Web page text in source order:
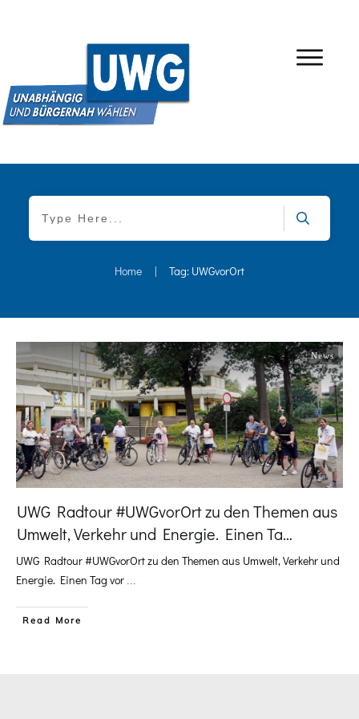
Home | Tag: UWGvorOrt
News
UWG Radtour #UWGvorOrt zu den Themen aus
Umwelt, Verkehr und Energie. Einen Ta…
UWG Radtour #UWGvorOrt zu den Themen aus Umwelt, Verkehr und
Energie. Einen Tag vor ...
​Read More